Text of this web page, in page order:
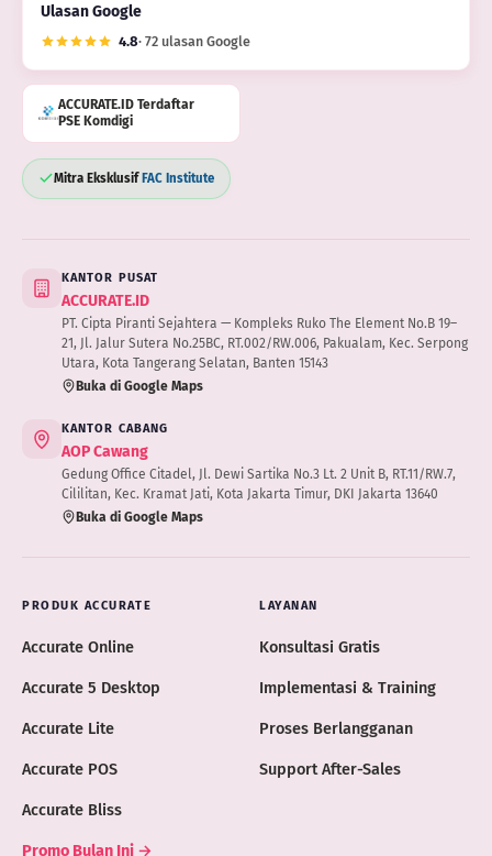
Ulasan Google
4.8· 72 ulasan Google
ACCURATE.ID Terdaftar
PSE Komdigi
Mitra EksklusifFAC Institute
KANTOR PUSAT
ACCURATE.ID
PT. Cipta Piranti Sejahtera — Kompleks Ruko The Element No.B 19–
21, Jl. Jalur Sutera No.25BC, RT.002/RW.006, Pakualam, Kec. Serpong
Utara, Kota Tangerang Selatan, Banten 15143
Buka di Google Maps
KANTOR CABANG
AOP Cawang
Gedung Office Citadel, Jl. Dewi Sartika No.3 Lt. 2 Unit B, RT.11/RW.7,
Cililitan, Kec. Kramat Jati, Kota Jakarta Timur, DKI Jakarta 13640
Buka di Google Maps
PRODUK ACCURATE
Accurate Online
Accurate 5 Desktop
Accurate Lite
Accurate POS
Accurate Bliss
Promo Bulan Ini →
LAYANAN
Konsultasi Gratis
Implementasi & Training
Proses Berlangganan
Support After-Sales